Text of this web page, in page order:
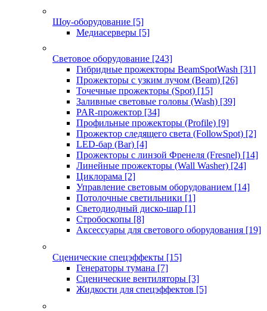
Шоу-оборудование [5]
Медиасерверы [5]
Световое оборудование [243]
Гибридные прожекторы BeamSpotWash [31]
Прожекторы с узким лучом (Beam) [26]
Точечные прожекторы (Spot) [15]
Заливные световые головы (Wash) [39]
PAR-прожектор [34]
Профильные прожекторы (Profile) [9]
Прожектор следящего света (FollowSpot) [2]
LED-бар (Bar) [4]
Прожекторы с линзой Френеля (Fresnel) [14]
Линейные прожекторы (Wall Washer) [24]
Циклорама [2]
Управление световым оборудованием [14]
Потолочные светильники [1]
Светодиодный диско-шар [1]
Стробоскопы [8]
Аксессуары для светового оборудования [19]
Сценические спецэффекты [15]
Генераторы тумана [7]
Сценические вентиляторы [3]
Жидкости для спецэффектов [5]